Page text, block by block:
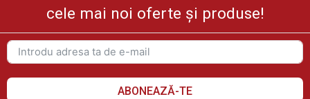
cele mai noi oferte și produse!
ABONEAZĂ-TE